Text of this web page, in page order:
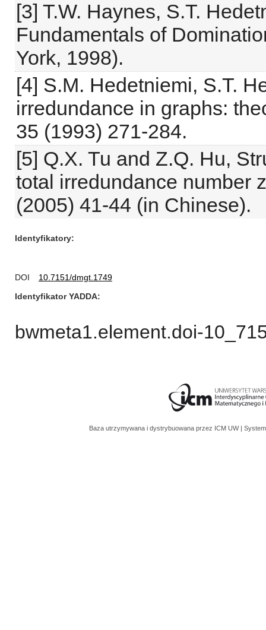
[3] T.W. Haynes, S.T.
Fundamentals of
York, 1998).
[4] S.M. Hedetniemi, S.T.
irredundance in graphs:
35 (1993) 271-284.
[5] Q.X. Tu and Z.Q. Hu,
total irredundance number
(2005) 41-44 (in Chinese).
Identyfikatory
DOI
10.7151/dmgt.1749
Identyfikator YADDA
bwmeta1.element.doi-
Baza utrzymywana i dystrybuowana przez ICM UW |